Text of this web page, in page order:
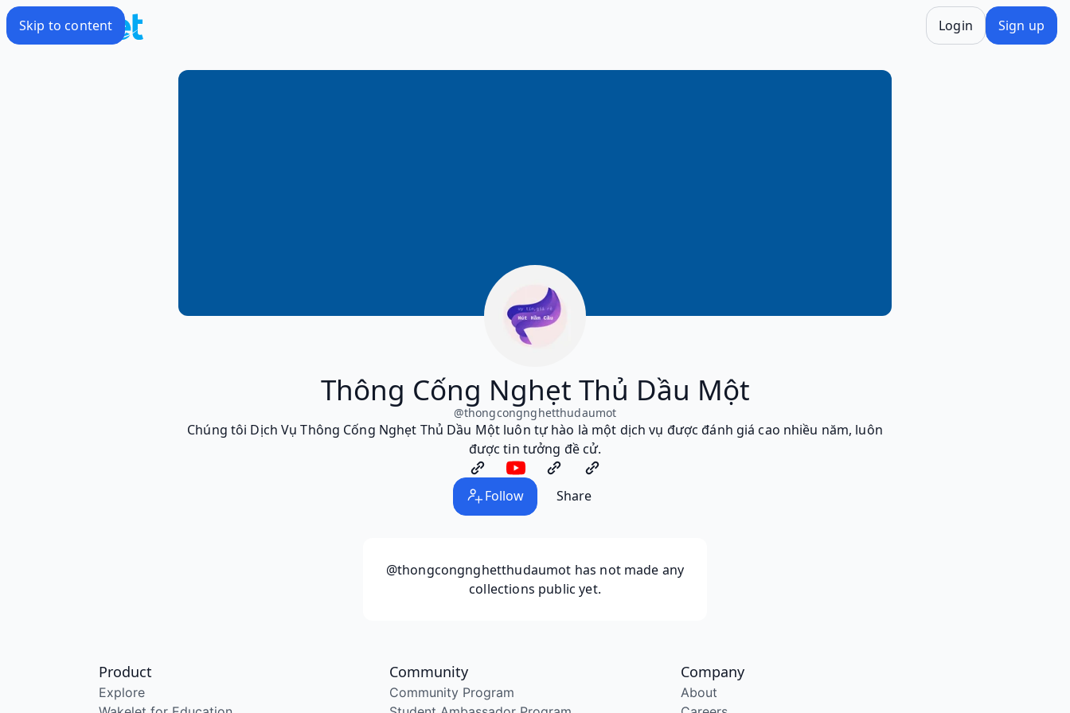
Skip to content Login Sign up
Thông Cống Nghẹt Thủ Dầu Một
@thongcongnghetthudaumot
Chúng tôi Dịch Vụ Thông Cống Nghẹt Thủ Dầu Một luôn tự hào là một dịch vụ được đánh giá cao nhiều năm, luôn
được tin tưởng đề cử.
Follow Share
@thongcongnghetthudaumot has not made any
collections public yet.
Product
Explore
Community
Community Program
Company
About